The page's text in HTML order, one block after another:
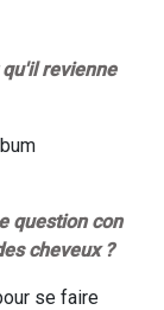
revienne
question con
cheveux ?
se faire